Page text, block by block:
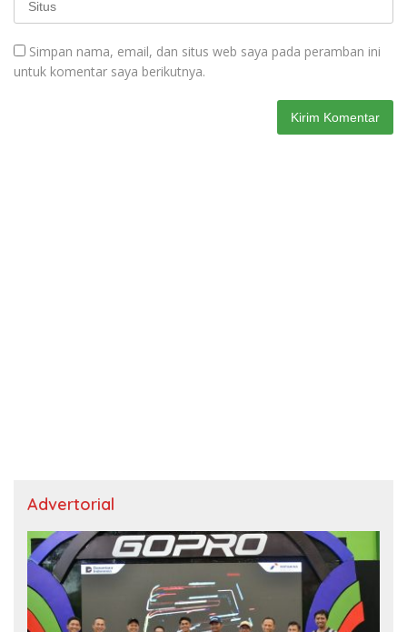
Simpan nama, email, dan situs web saya pada peramban ini
untuk komentar saya berikutnya.
Advertorial